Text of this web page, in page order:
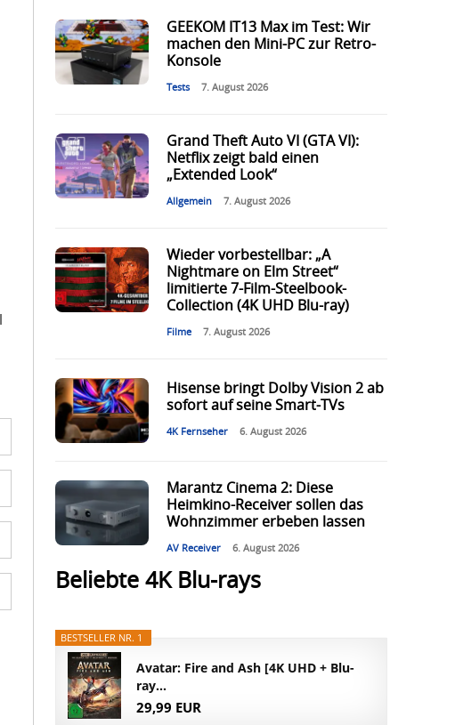
GEEKOM IT13 Max im Test: Wir
machen den Mini-PC zur Retro-
Konsole
Tests 7. August 2026
Grand Theft Auto VI (GTA VI):
Netflix zeigt bald einen
„Extended Look“
Allgemein 7. August 2026
Wieder vorbestellbar: „A
Nightmare on Elm Street“
limitierte 7-Film-Steelbook-
Collection (4K UHD Blu-ray)
Filme 7. August 2026
Hisense bringt Dolby Vision 2 ab
sofort auf seine Smart-TVs
4K Fernseher 6. August 2026
Marantz Cinema 2: Diese
Heimkino-Receiver sollen das
Wohnzimmer erbeben lassen
AV Receiver 6. August 2026
Beliebte 4K Blu-rays
BESTSELLER NR. 1
Avatar: Fire and Ash [4K UHD + Blu-
ray...
29,99 EUR